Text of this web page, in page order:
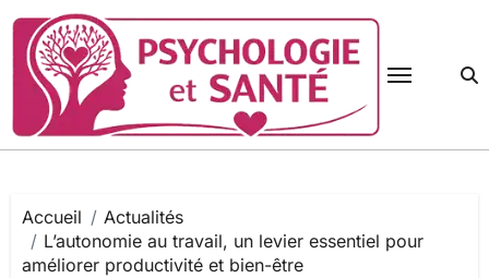
contenu
Accueil
Actualités
L’autonomie au travail, un levier essentiel pour
améliorer productivité et bien-être